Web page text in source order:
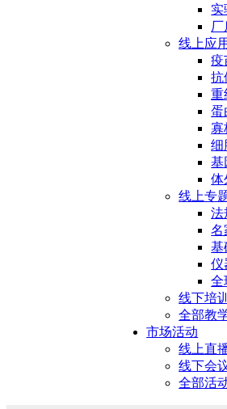
实
厂
线上应
疫
抗
重
蛋
寡
细
基
体
线上专
法
名
基
仪
全
线下培训
全部教
市场活动
线上直
线下会
全部活